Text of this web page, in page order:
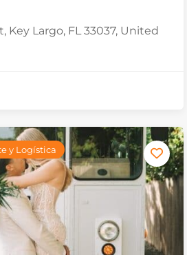
Key Largo, FL 33037, United
y Logística